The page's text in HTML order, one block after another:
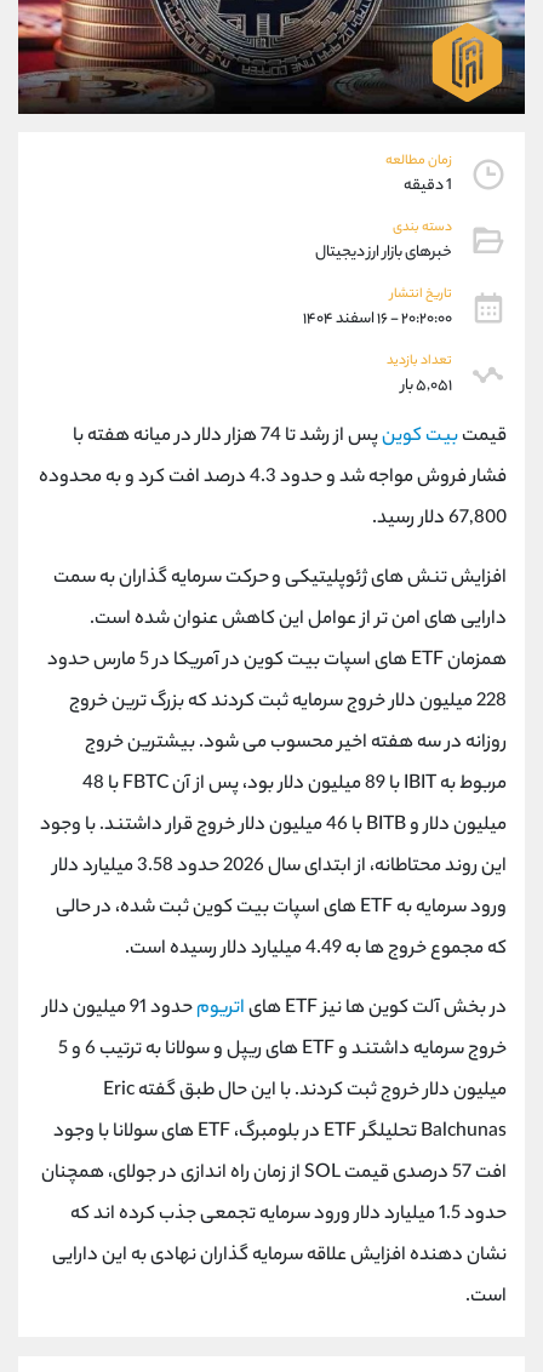
زمان مطالعه
1 دقیقه
دسته بندی
خبرهای بازار ارز دیجیتال
تاریخ انتشار
۲۰:۲۰:۰۰ - ۱۶ اسفند ۱۴۰۴
تعداد بازدید
۵,۰۵۱ بار
قیمتبیت کوین
پس از رشد تا 74 هزار دلار در میانه هفته با
فشار فروش مواجه شد و حدود 4.3 درصد افت کرد و به محدوده
67,800 دلار رسید.
افزایش تنش های ژئوپلیتیکی و حرکت سرمایه گذاران به سمت
دارایی های امن تر از عوامل این کاهش عنوان شده است.
همزمان ETF های اسپات بیت کوین در آمریکا در 5 مارس حدود
228 میلیون دلار خروج سرمایه ثبت کردند که بزرگ‌ ترین خروج
روزانه در سه هفته اخیر محسوب می شود. بیشترین خروج
مربوط به IBIT با 89 میلیون دلار بود، پس از آن FBTC با 48
میلیون دلار و BITB با 46 میلیون دلار خروج قرار داشتند. با وجود
این روند محتاطانه، از ابتدای سال 2026 حدود 3.58 میلیارد دلار
ورود سرمایه به ETF های اسپات بیت کوین ثبت شده، در حالی
که مجموع خروج ها به 4.49 میلیارد دلار رسیده است.
در بخش آلت کوین ها نیز ETF های
اتریوم
حدود 91 میلیون دلار
خروج سرمایه داشتند و ETF های ریپل و سولانا به ترتیب 6 و 5
میلیون دلار خروج ثبت کردند. با این حال طبق گفته Eric
Balchunas تحلیلگر ETF در بلومبرگ، ETF های سولانا با وجود
افت 57 درصدی قیمت SOL از زمان راه اندازی در جولای، همچنان
حدود 1.5 میلیارد دلار ورود سرمایه تجمعی جذب کرده اند که
نشان دهنده افزایش علاقه سرمایه گذاران نهادی به این دارایی
است.
09101364784
واتساپ شروع گفتگو
تلگرام @Armteam_admin_104
داخلی 104
پشتیبان فروش
واتساپ
داخلی
اطلاعات تماس (دفتر فروش)
تلفن 021-22021040
اینستاگرام @alireza.mehrabii
کانال تلگرام